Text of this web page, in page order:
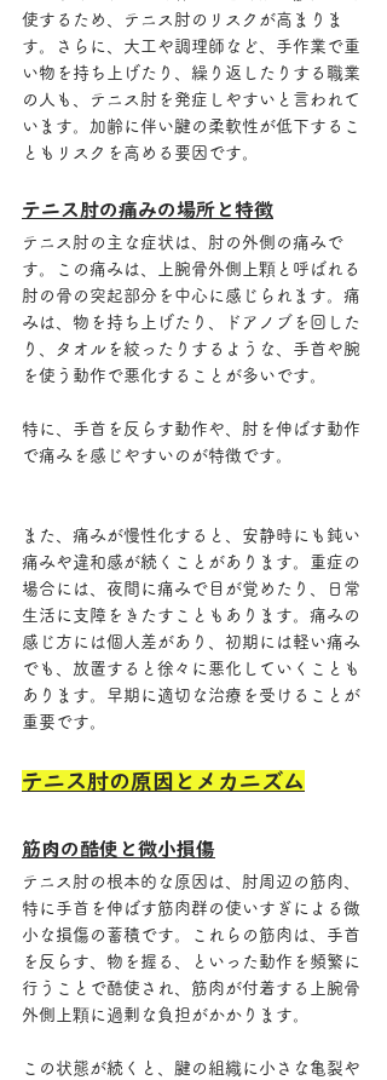
使するため、テニス肘のリスクが高まりま
す。さらに、大工や調理師など、手作業で重
い物を持ち上げたり、繰り返したりする職業
の人も、テニス肘を発症しやすいと言われて
います。加齢に伴い腱の柔軟性が低下するこ
ともリスクを高める要因です。
テニス肘の痛みの場所と特徴
テニス肘の主な症状は、肘の外側の痛みで
す。この痛みは、上腕骨外側上顆と呼ばれる
肘の骨の突起部分を中心に感じられます。痛
みは、物を持ち上げたり、ドアノブを回した
り、タオルを絞ったりするような、手首や腕
を使う動作で悪化することが多いです。
特に、手首を反らす動作や、肘を伸ばす動作
で痛みを感じやすいのが特徴です。
また、痛みが慢性化すると、安静時にも鈍い
痛みや違和感が続くことがあります。重症の
場合には、夜間に痛みで目が覚めたり、日常
生活に支障をきたすこともあります。痛みの
感じ方には個人差があり、初期には軽い痛み
でも、放置すると徐々に悪化していくことも
あります。早期に適切な治療を受けることが
重要です。
テニス肘の原因とメカニズム
筋肉の酷使と微小損傷
テニス肘の根本的な原因は、肘周辺の筋肉、
特に手首を伸ばす筋肉群の使いすぎによる微
小な損傷の蓄積です。これらの筋肉は、手首
を反らす、物を握る、といった動作を頻繁に
行うことで酷使され、筋肉が付着する上腕骨
外側上顆に過剰な負担がかかります。
この状態が続くと、腱の組織に小さな亀裂や